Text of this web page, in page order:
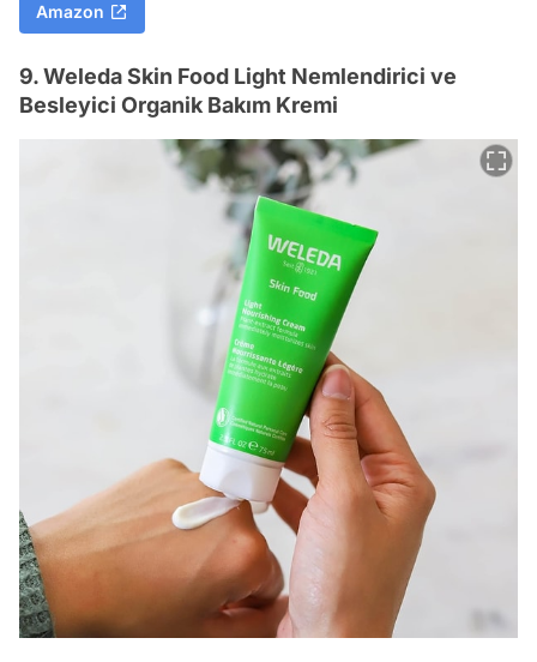
Amazon
9. Weleda Skin Food Light Nemlendirici ve
Besleyici Organik Bakım Kremi